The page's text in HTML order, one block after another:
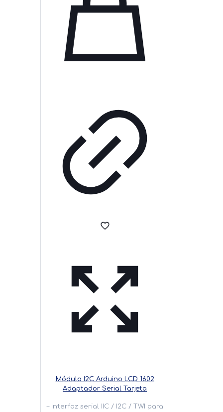
Módulo I2C Arduino LCD 1602
Adaptador Serial Tarjeta
– Interfaz serial IIC / I2C / TWI para